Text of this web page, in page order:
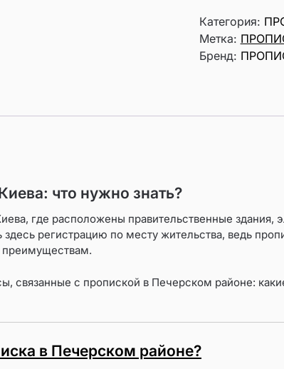
Категория:
Метка:
Бренд:
что нужно знать?
где расположены правительственные здания,
регистрацию по месту жительства, ведь
связанные с пропиской в Печерском районе:
в Печерском районе?